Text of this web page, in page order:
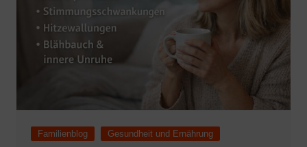
Familienblog
Gesundheit und Ernährung